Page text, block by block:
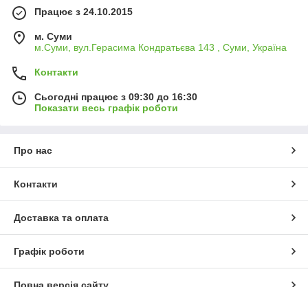
Працює з 24.10.2015
м. Суми
м.Суми, вул.Герасима Кондратьєва 143 , Суми, Україна
Контакти
Сьогодні працює з 09:30 до 16:30
Показати весь графік роботи
Про нас
Контакти
Доставка та оплата
Графік роботи